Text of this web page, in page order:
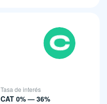
Tasa de interés
CAT 0% — 36%